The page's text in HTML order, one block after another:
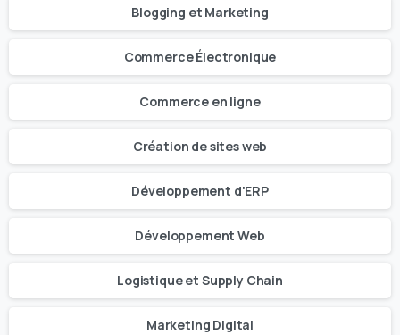
Blogging et Marketing
Commerce Électronique
Commerce en ligne
Création de sites web
Développement d'ERP
Développement Web
Logistique et Supply Chain
Marketing Digital